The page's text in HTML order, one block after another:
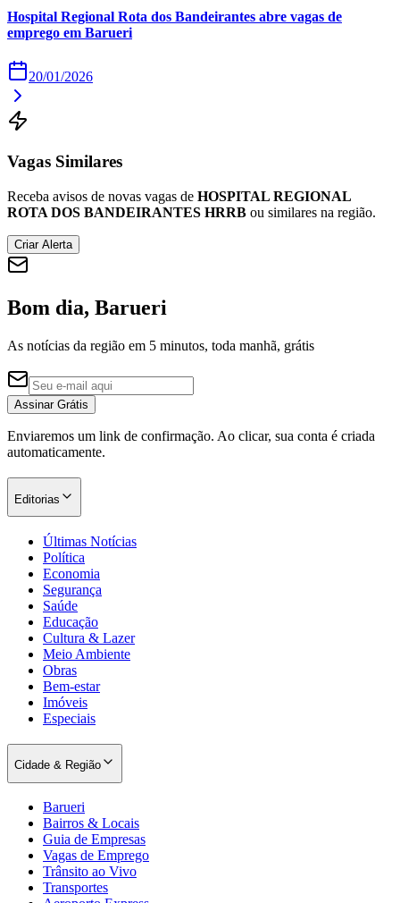
Corinthians
Palmeiras
Hospital Regional Rota dos Bandeirantes abre vagas de
emprego em Barueri
20/01/2026
Vagas Similares
Receba avisos de novas vagas de HOSPITAL REGIONAL
ROTA DOS BANDEIRANTES HRRB ou similares na região.
Criar Alerta
Bom dia, Barueri
As notícias da região em 5 minutos, toda manhã, grátis
Assinar Grátis
Enviaremos um link de confirmação. Ao clicar, sua conta é criada
automaticamente.
Editorias
Últimas Notícias
Política
Economia
Segurança
Saúde
Educação
Cultura & Lazer
Meio Ambiente
Obras
Bem-estar
Imóveis
Especiais
Cidade & Região
Barueri
Bairros & Locais
Guia de Empresas
Vagas de Emprego
Trânsito ao Vivo
Transportes